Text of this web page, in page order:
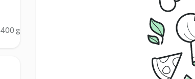
400 g